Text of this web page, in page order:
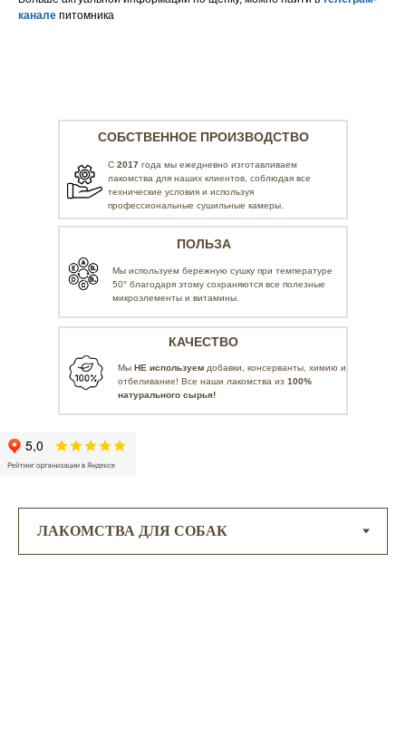
канале питомника
СОБСТВЕННОЕ ПРОИЗВОДСТВО
КАЧЕСТВО
ПОЛЬЗА
С 2017 года мы ежедневно изготавливаем
лакомства для наших клиентов, соблюдая все
технические условия и используя
профессиональные сушильные камеры.
Мы НЕ используем добавки, консерванты, химию и
отбеливание! Все наши лакомства из 100%
натурального сырья!
Мы используем бережную сушку при температуре
50° благодаря этому сохраняются все полезные
микроэлементы и витамины.